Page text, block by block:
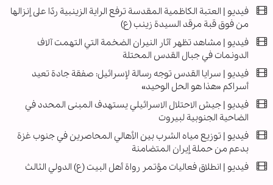
فیديو | العتبة الكاظمية المقدسة ترفع الراية الزينبية ردًا على إنزالها
من فوق قبة مرقد السيدة زينب (ع)
فيديو | مشاهد تظهر آثار النيران الضخمة التي التهمت آلاف
الدونمات في جبال القدس المحتلة
فيديو | سرايا القدس توجه رسالة لإسرائيل: صفقة جادة تعيد
أسراكم «هذا هو الحل الوحيد»
فيديو | جيش الاحتلال الاسرائيلي يستهدف المبنى المحدد في
الضاحية الجنوبية لبيروت
فیديو | توزيع مياه الشرب بين الأهالي المحاصرين في جنوب غزة
بدعم من حملة إيران المتضامنة
فيديو | انطلاق فعاليات مؤتمر رواة أهل البيت (ع) الدولي الثالث